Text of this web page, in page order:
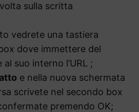
sulla scritta
vedrete una tastiera
dove immettere del
suo interno l’URL ;
e nella nuova schermata
scrivete nel secondo box
premendo OK;